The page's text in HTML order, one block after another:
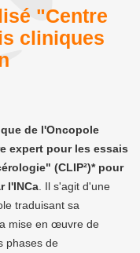
"Centre
cliniques
de l'Oncopole
expert pour les essais
(CLIP²)* pour
l'INCa . Il s'agit d'une
traduisant sa
mise en œuvre de
phases de